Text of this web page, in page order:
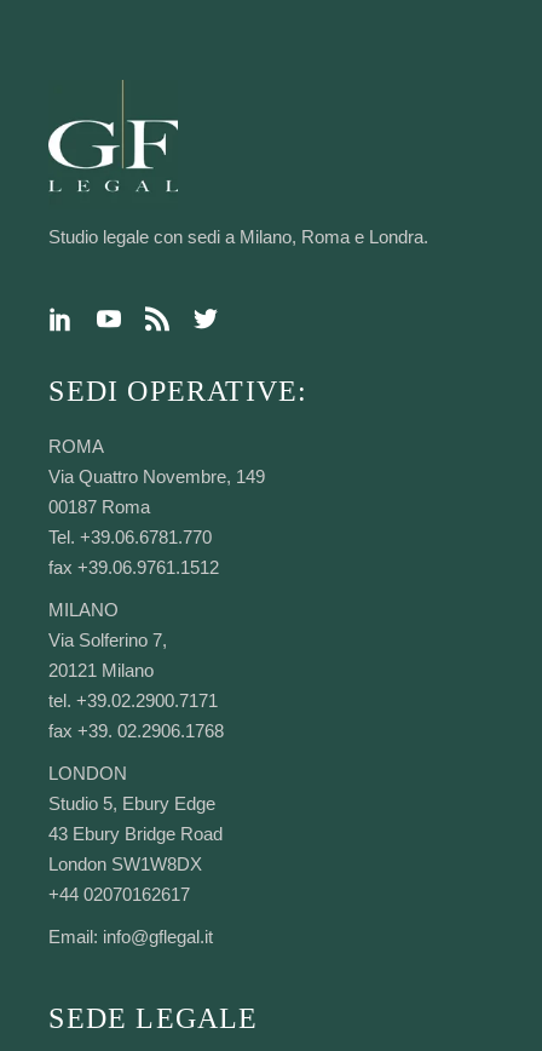
Studio legale con sedi a Milano, Roma e Londra.
SEDI OPERATIVE:
ROMA
Via Quattro Novembre, 149
00187 Roma
Tel. +39.06.6781.770
fax +39.06.9761.1512
MILANO
Via Solferino 7,
20121 Milano
tel. +39.02.2900.7171
fax +39. 02.2906.1768
LONDON
Studio 5, Ebury Edge
43 Ebury Bridge Road
London SW1W8DX
+44 02070162617
Email: info@gflegal.it
SEDE LEGALE